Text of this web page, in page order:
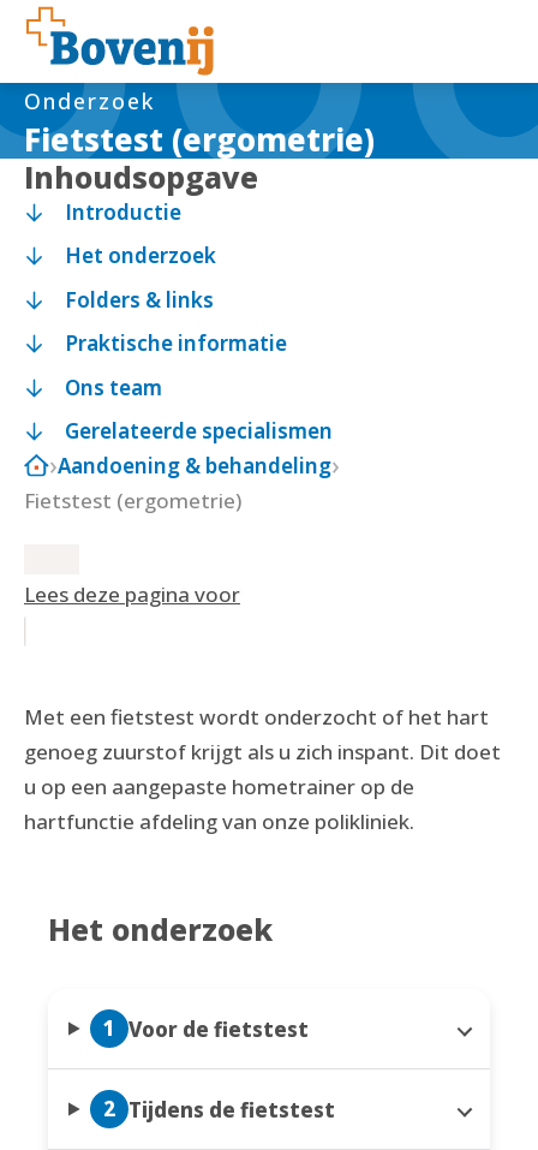
Fietstest (ergometrie)
Onderzoek
Inhoudsopgave
Introductie
Het onderzoek
Folders & links
Praktische informatie
Ons team
Gerelateerde specialismen
Aandoening & behandeling
Fietstest (ergometrie)
Lees deze pagina voor
Met een fietstest wordt onderzocht of het hart
genoeg zuurstof krijgt als u zich inspant. Dit doet
u op een aangepaste hometrainer op de
hartfunctie afdeling van onze polikliniek.
Het onderzoek
1 Voor de fietstest
2 Tijdens de fietstest